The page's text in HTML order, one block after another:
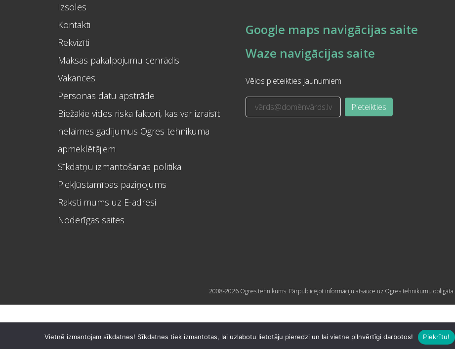
Izsoles
Kontakti
Rekvizīti
Maksas pakalpojumu cenrādis
Vakances
Personas datu apstrāde
Biežākie vides riska faktori, kas var izraisīt
nelaimes gadījumus Ogres tehnikuma
apmeklētājiem
Sīkdatņu izmantošanas politika
Piekļūstamības paziņojums
Raksti mums uz E-adresi
Noderīgas saites
Google maps navigācijas saite
Waze navigācijas saite
Vēlos pieteikties jaunumiem
Pieteikties
2008-2026 Ogres tehnikums. Pārpublicējot informāciju atsauce uz Ogres tehnikumu obligāta.
Vietnē izmantojam sīkdatnes! Sīkdatnes tiek izmantotas, lai uzlabotu lietotāju pieredzi un lai vietne pilnvērtīgi darbotos! Piekrītu!